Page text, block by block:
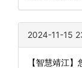
2024-11-15
【智慧靖江